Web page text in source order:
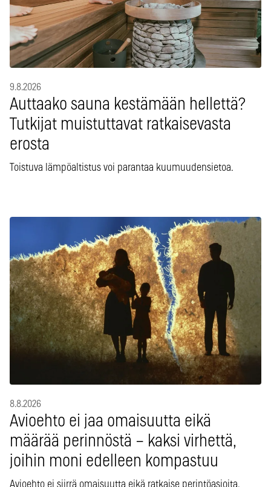
9.8.2026
Auttaako sauna kestämään hellettä?
Tutkijat muistuttavat ratkaisevasta
erosta
Toistuva lämpöaltistus voi parantaa kuumuudensietoa.
8.8.2026
Avioehto ei jaa omaisuutta eikä
määrää perinnöstä – kaksi virhettä,
joihin moni edelleen kompastuu
Avioehto ei siirrä omaisuutta eikä ratkaise perintöasioita.